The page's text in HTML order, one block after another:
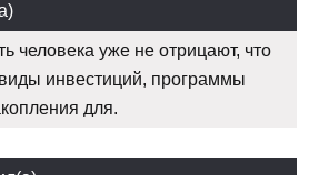
человека уже не отрицают, что
инвестиций, программы
для.